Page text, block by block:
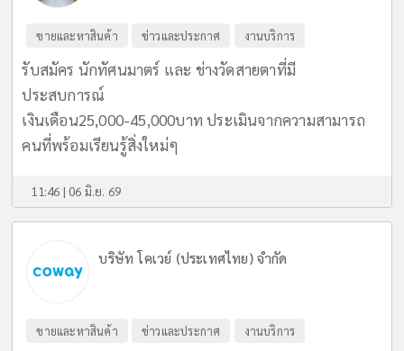
ขายและหาสินค้า ข่าวและประกาศ งานบริการ
รับสมัคร นักทัศนมาตร์ และ ช่างวัดสายตาที่มี
ประสบการณ์
เงินเดือน25,000-45,000บาท ประเมินจากความสามารถ
คนที่พร้อมเรียนรู้สิ่งใหม่ๆ
11:46 | 06 มิ.ย. 69
บริษัท โคเวย์ (ประเทศไทย) จำกัด
ขายและหาสินค้า ข่าวและประกาศ งานบริการ